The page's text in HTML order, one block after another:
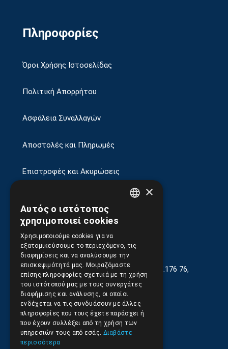
Πληροφορίες
Όροι Χρήσης Ιστοσελίδας
Πολιτική Απορρήτου
Ασφάλεια Συναλλαγών
Αποστολές και Πληρωμές
Επιστροφές και Ακυρώσεις
Γεωργίου Κρέμου 13-17, Καλλιθέα, Τ.Κ.176 76,
Αθήνα, Ελλάδα
210.9566.401(11.30-17.00)
210.9566.402
Email: info@pds.com.gr
×
Αυτός ο ιστότοπος
χρησιμοποιεί cookies
Χρησιμοποιούμε cookies για να
εξατομικεύσουμε το περιεχόμενο, τις
διαφημίσεις και να αναλύσουμε την
επισκεψιμότητά μας. Μοιραζόμαστε
επίσης πληροφορίες σχετικά με τη χρήση
του ιστότοπού μας με τους συνεργάτες
διαφήμισης και ανάλυσης, οι οποίοι
ενδέχεται να τις συνδυάσουν με άλλες
πληροφορίες που τους έχετε παράσχει ή
που έχουν συλλέξει από τη χρήση των
υπηρεσιών τους από εσάς. Διαβάστε
περισσότερα